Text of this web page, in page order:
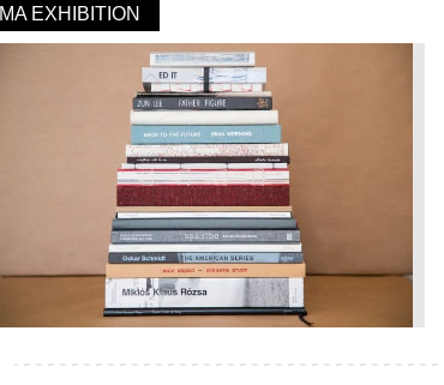
IMA EXHIBITION